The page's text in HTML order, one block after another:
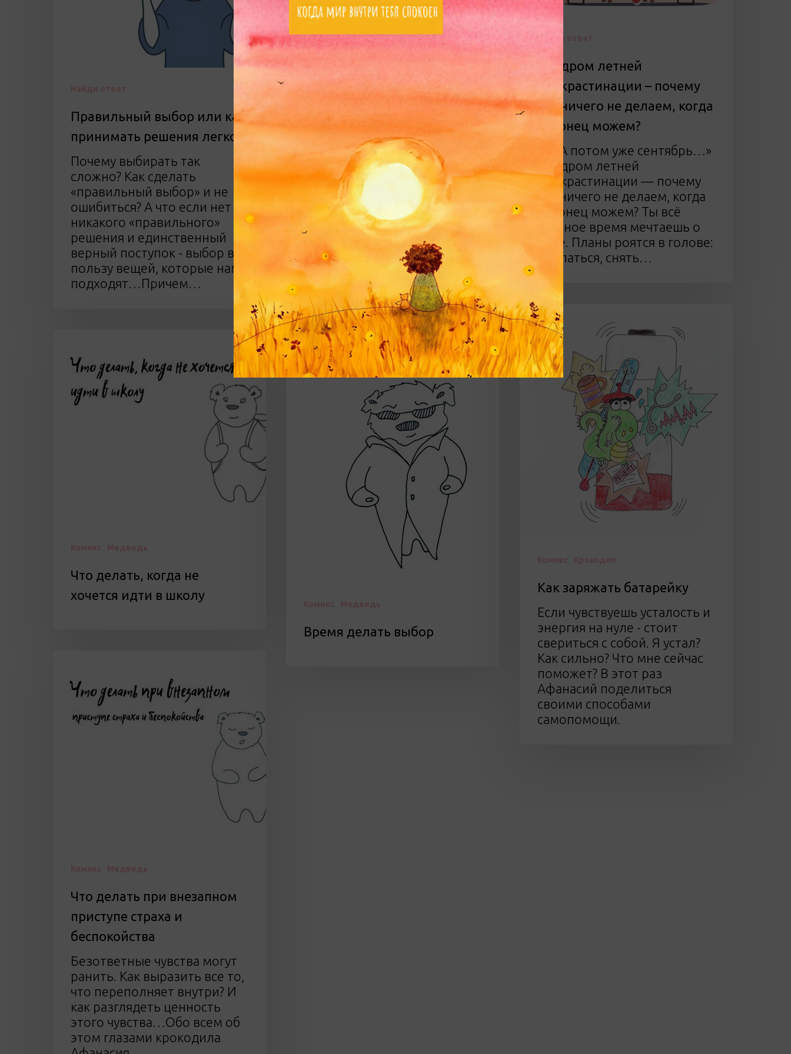
Найди ответ
Синдром летней
прокрастинации – почему
мы ничего не делаем, когда
наконец можем?
🎈 «А потом уже сентябрь…»
Синдром летней
прокрастинации — почему
мы ничего не делаем, когда
наконец можем? Ты всё
учебное время мечтаешь о
лете. Планы роятся в голове:
выспаться, снять…
Психологический ресурс:
Путешествие к внутренней
гармонии
Каждый из нас сталкивается
с периодами стресса,
неопределенности и
эмоциональных бурь. В
такие моменты мы можем
опираться лишь на
внутренний ресурс. Это
могут быть люди, вещи,
увлечения и хобби. Какой…
Правильный выбор или как
принимать решения легко
Почему выбирать так
сложно? Как сделать
«правильный выбор» и не
ошибиться? А что если нет
никакого «правильного»
решения и единственный
верный поступок - выбор в
пользу вещей, которые нам
подходят…Причем…
Как
заряжать
батарейку
Как заряжать батарейку
Если чувствуешь усталость и
энергия на нуле - стоит
свериться с собой. Я устал?
Как сильно? Что мне сейчас
поможет? В этот раз
Афанасий поделиться
своими способами
самопомощи.
Время
делать
выбор
Время делать выбор
когда
хочется
Что делать, когда не
хочется идти в школу
при
внезапном
приступе
Что делать при внезапном
приступе страха и
беспокойства
Безответные чувства могут
ранить. Как выразить все то,
что переполняет внутри? И
как разглядеть ценность
этого чувства…Обо всем об
этом глазами крокодила